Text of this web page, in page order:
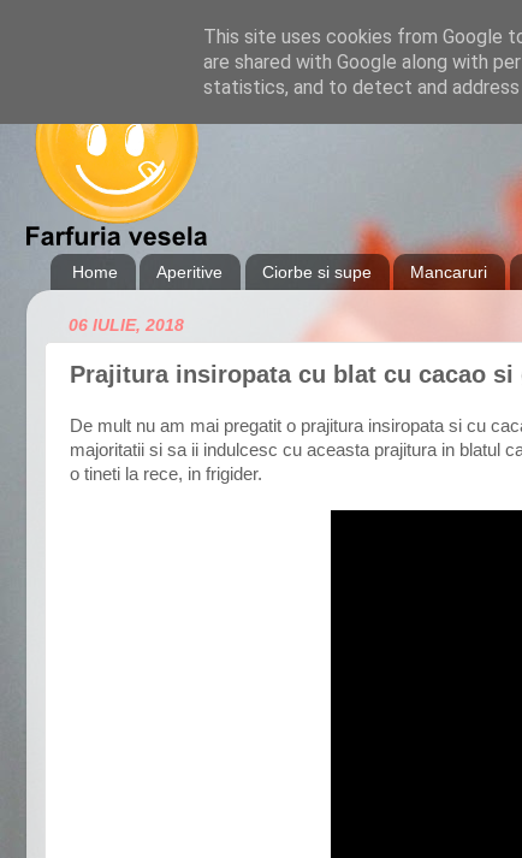
Home Aperitive Ciorbe si supe Mancaruri
06 IULIE, 2018
Prajitura insiropata cu blat cu cacao si
De mult nu am mai pregatit o prajitura insiropata si cu
majoritatii si sa ii indulcesc cu aceasta prajitura in blatul
o tineti la rece, in frigider.
This site uses cookies from Google
are shared with Google along with
statistics, and to detect and address